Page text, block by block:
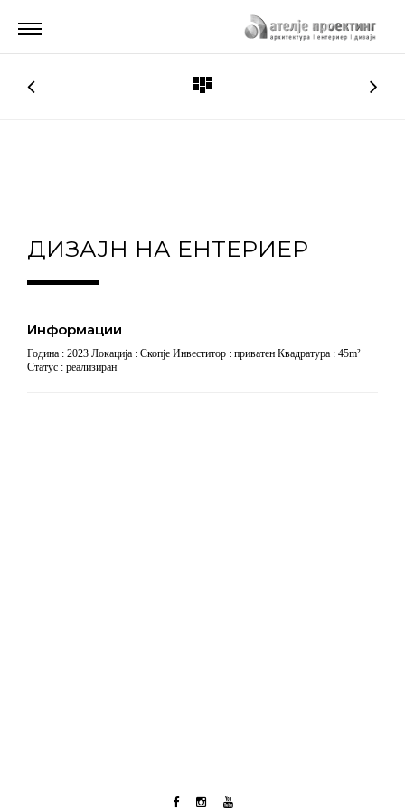
ДИЗАЈН НА ЕНТЕРИЕР
Информации
Година : 2023 Локација : Скопје Инвеститор : приватен Квадратура : 45m²
Статус : реализиран